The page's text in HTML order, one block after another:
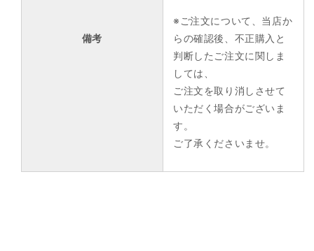
備考
※ご注文について、当店か
らの確認後、不正購入と
判断したご注文に関しま
しては、
ご注文を取り消しさせて
いただく場合がございま
す。
ご了承くださいませ。